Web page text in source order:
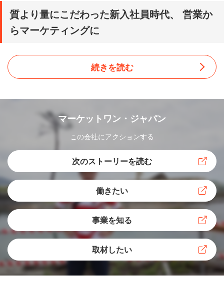
質より量にこだわった新入社員時代、 営業か
らマーケティングに
高校生の頃から数学や世界史、英語など幅広い教養を得る
ことに楽しさを感じてきたと語る熊倉 宏紀。
に顕在化していました。
熊倉 「常に幅広い知識を得たいという想いがありま
した。特に興味があったのが経済学。数学的かつロ
ジカルに考えるところが好きだったんです。より深
く勉強したいと思い大学は慶應の経済学部に進学し
ました」
2008年、熊倉が大学1年生の秋、リーマンショックの影響
で世界経済は大混乱に陥りました。経済学はそうした世相
とも密着した学問。「生活のあらゆる側面において、経済
続きを読む
マーケットワン・ジャパン
この会社にアクションする
次のストーリーを読む
働きたい
事業を知る
取材したい